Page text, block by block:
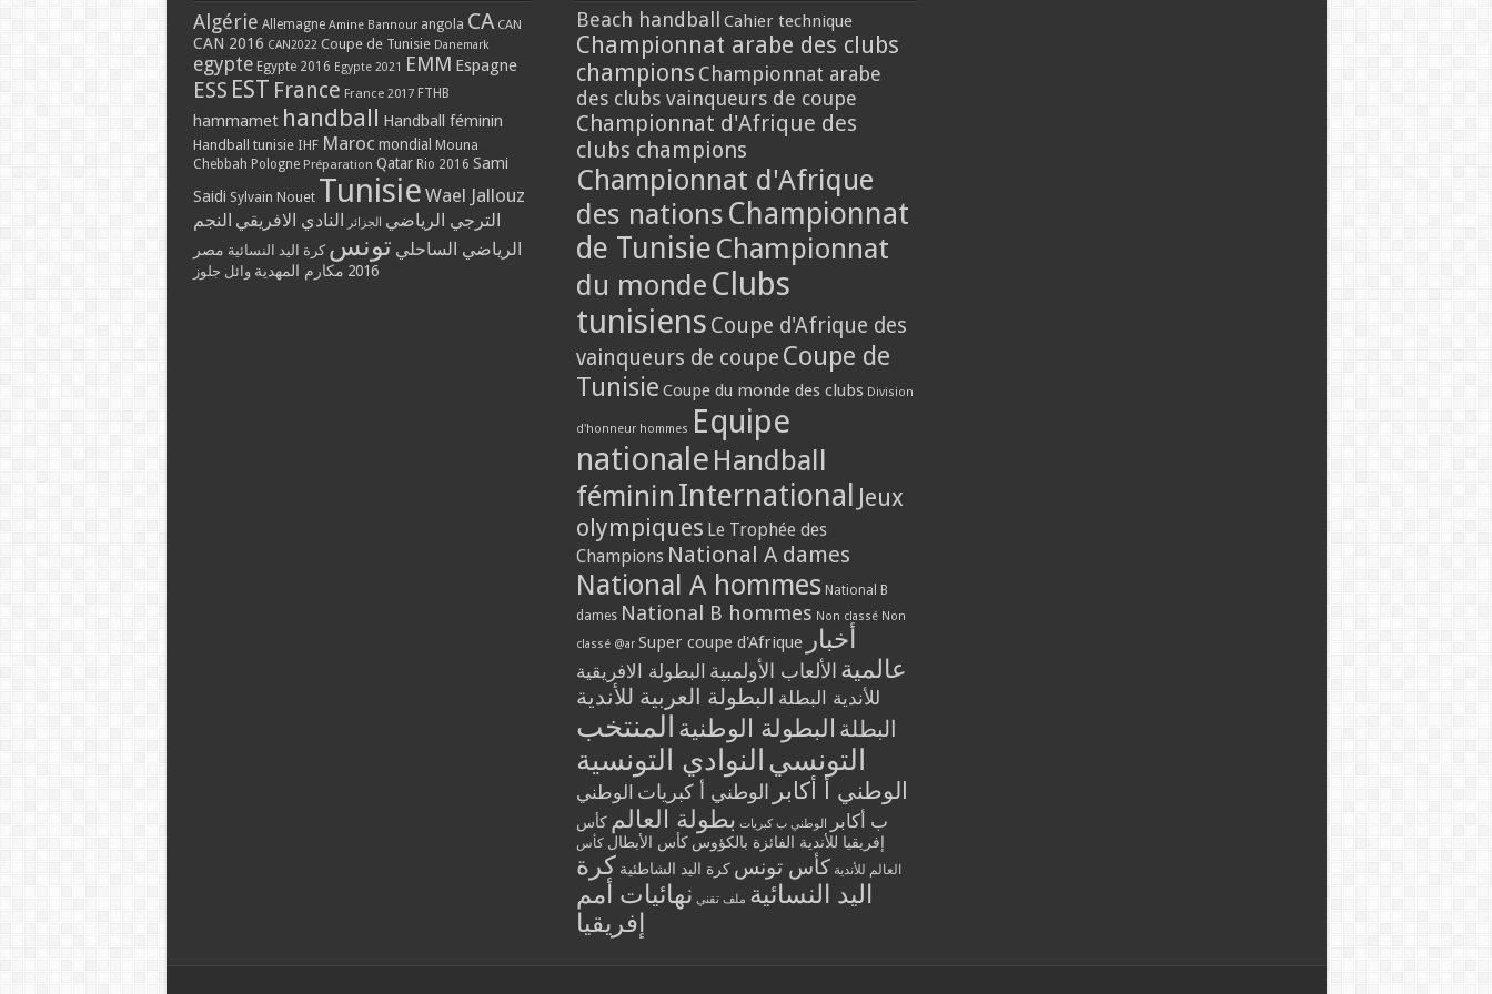
Algérie Allemagne Amine Bannour angola CA CAN
CAN 2016 CAN2022 Coupe de Tunisie Danemark
egypte Egypte 2016 Egypte 2021 EMM Espagne
ESS EST France France 2017 FTHB
hammamet handball Handball féminin
Handball tunisie IHF Maroc mondial Mouna
Chebbah Pologne Préparation Qatar Rio 2016 Sami
Saidi Sylvain Nouet Tunisie Wael Jallouz
الترجي الرياضي الجزائر النادي الافريقي النجم
الرياضي الساحلي تونس كرة اليد النسائية مصر
2016 مكارم المهدية وائل جلوز
Beach handball Cahier technique
Championnat arabe des clubs
champions Championnat arabe
des clubs vainqueurs de coupe
Championnat d'Afrique des
clubs champions
Championnat d'Afrique
des nations Championnat
de Tunisie Championnat
du monde Clubs
tunisiens Coupe d'Afrique des
vainqueurs de coupe Coupe de
Tunisie Coupe du monde des clubs Division
d'honneur hommes Equipe
nationale Handball
féminin International Jeux
olympiques Le Trophée des
Champions National A dames
National A hommes National B
dames National B hommes Non classé Non
classé @ar Super coupe d'Afrique أخبار
عالمية الألعاب الأولمبية البطولة الافريقية
للأندية البطلة البطولة العربية للأندية
البطلة البطولة الوطنية المنتخب
التونسي النوادي التونسية
الوطني أ أكابر الوطني أ كبريات الوطني
ب أكابر
الوطني ب كبريات بطولة العالم كأس
إفريقيا للأندية الفائزة بالكؤوس كأس الأبطال كأس
العالم للأندية كأس تونس كرة اليد الشاطئية كرة
اليد النسائية ملف تقني نهائيات أمم
إفريقيا